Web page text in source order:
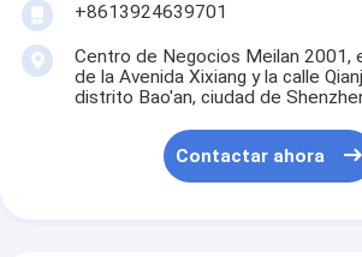
+8613924639701
Centro de Negocios Meilan 2001,
de la Avenida Xixiang y la calle
distrito Bao'an, ciudad de
Contactar ahora